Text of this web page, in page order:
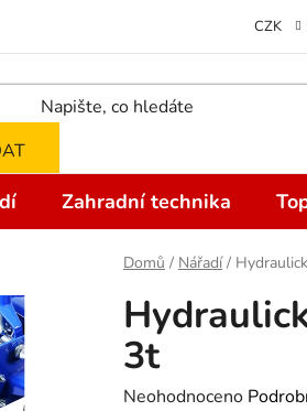
CZK
Zahradní technika
Domů / Nářadí /
3t
Průměrné
Neohodnoceno